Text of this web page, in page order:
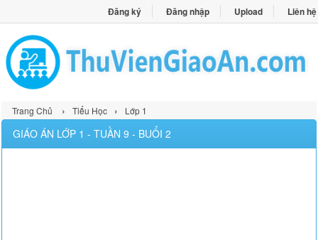
Đăng ký Đăng nhập Upload Liên hệ
Trang Chủ › Tiểu Học › Lớp 1
GIÁO ÁN LỚP 1 - TUẦN 9 - BUỔI 2